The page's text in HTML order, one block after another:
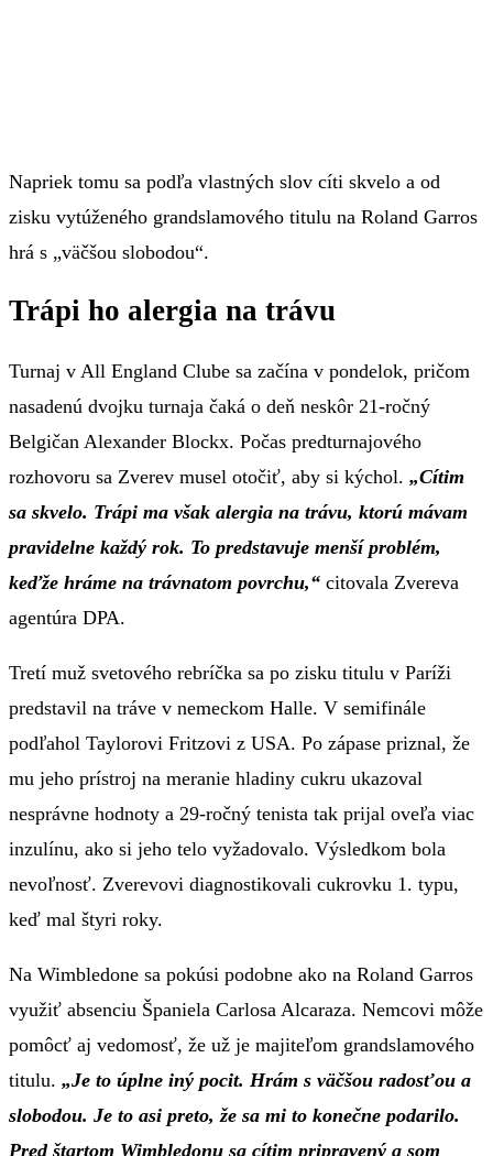
Napriek tomu sa podľa vlastných slov cíti skvelo a od
zisku vytúženého grandslamového titulu na Roland Garros
hrá s „väčšou slobodou“.
Trápi ho alergia na trávu
Turnaj v All England Clube sa začína v pondelok, pričom
nasadenú dvojku turnaja čaká o deň neskôr 21-ročný
Belgičan Alexander Blockx. Počas predturnajového
rozhovoru sa Zverev musel otočiť, aby si kýchol. „Cítim
sa skvelo. Trápi ma však alergia na trávu, ktorú mávam
pravidelne každý rok. To predstavuje menší problém,
keďže hráme na trávnatom povrchu,“ citovala Zvereva
agentúra DPA.
Tretí muž svetového rebríčka sa po zisku titulu v Paríži
predstavil na tráve v nemeckom Halle. V semifinále
podľahol Taylorovi Fritzovi z USA. Po zápase priznal, že
mu jeho prístroj na meranie hladiny cukru ukazoval
nesprávne hodnoty a 29-ročný tenista tak prijal oveľa viac
inzulínu, ako si jeho telo vyžadovalo. Výsledkom bola
nevoľnosť. Zverevovi diagnostikovali cukrovku 1. typu,
keď mal štyri roky.
Na Wimbledone sa pokúsi podobne ako na Roland Garros
využiť absenciu Španiela Carlosa Alcaraza. Nemcovi môže
pomôcť aj vedomosť, že už je majiteľom grandslamového
titulu. „Je to úplne iný pocit. Hrám s väčšou radosťou a
slobodou. Je to asi preto, že sa mi to konečne podarilo.
Pred štartom Wimbledonu sa cítim pripravený a som